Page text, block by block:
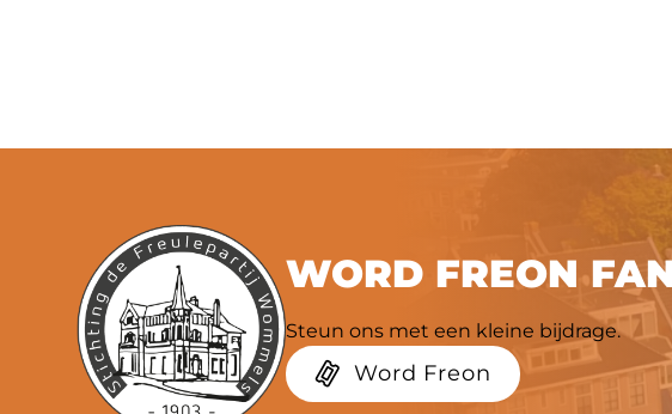
WORD FREON
Steun ons met een kleine bijdrage.
Word Freon